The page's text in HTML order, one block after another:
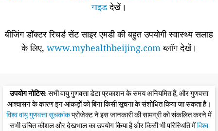
गाइडदेखें।
बीजिंग डॉक्टर रिचर्ड सेंट साइर एमडी की बहुत उपयोगी स्वास्थ्य सलाह
के लिए, www.myhealthbeijing.comब्लॉग देखें।
उपयोग नोटिस: सभी वायु गुणवत्ता डेटा प्रकाशन के समय अनियमित हैं, और गुणवत्ता
आश्वासन के कारण इन आंकड़ों को बिना किसी सूचना के संशोधित किया जा सकता है।
विश्व वायु गुणवत्ता सूचकांकप्रोजेक्ट ने इस जानकारी की सामग्री को संकलित करने में
सभी उचित कौशल और देखभाल का उपयोग किया है और किसी भी परिस्थिति मेंविश्व